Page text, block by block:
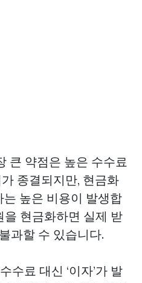
큰 약점은 높은 수수료
종결되지만, 현금화
높은 비용이 발생합
을 현금화하면 실제 받
과할 수 있습니다.
료 대신 ‘이자’가 발